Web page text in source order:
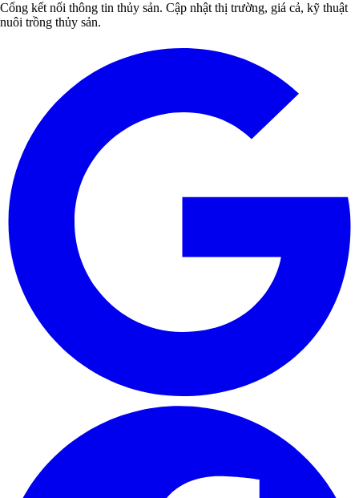
Cổng kết nối thông tin thủy sản. Cập nhật thị trường, giá cả, kỹ thuật
nuôi trồng thủy sản.